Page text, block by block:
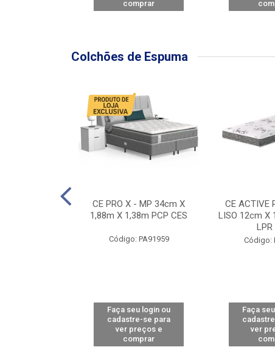
comprar
Colchões de Espuma
CE PRO X - MP 34cm X
1,88m X 1,38m PCP CES
Código: PA91959
Faça seu login ou
cadastre-se para
ver preços e
comprar
CE ACTIVE
LISO 12cm X
LPR
Código:
Faça
ver